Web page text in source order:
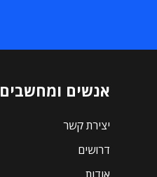
אנשים ומחשבים
יצירת קשר
דרושים